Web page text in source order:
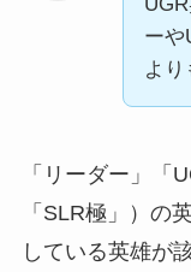
ーや
より
「リーダー」「
「SLR極」）の
している英雄が